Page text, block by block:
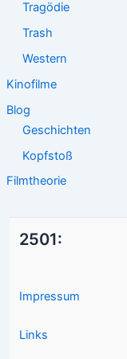
Tragödie
Trash
Western
Kinofilme
Blog
Geschichten
Kopfstoß
Filmtheorie
2501:
Impressum
Links